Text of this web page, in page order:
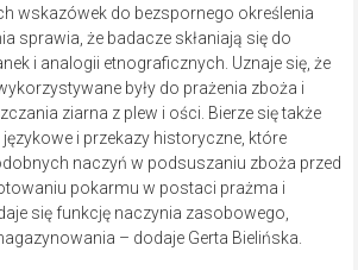
wskazówek do bezspornego określenia
sprawia, że badacze skłaniają się do
i analogii etnograficznych. Uznaje się, że
były do prażenia zboża i
ziarna z plew i ości. Bierze się także
i przekazy historyczne, które
naczyń w podsuszaniu zboża przed
pokarmu w postaci prażma i
się funkcję naczynia zasobowego,
– dodaje Gerta Bielińska.